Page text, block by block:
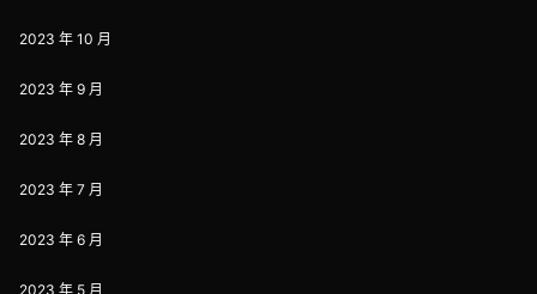
2023 年 10 月
2023 年 9 月
2023 年 8 月
2023 年 7 月
2023 年 6 月
2023 年 5 月